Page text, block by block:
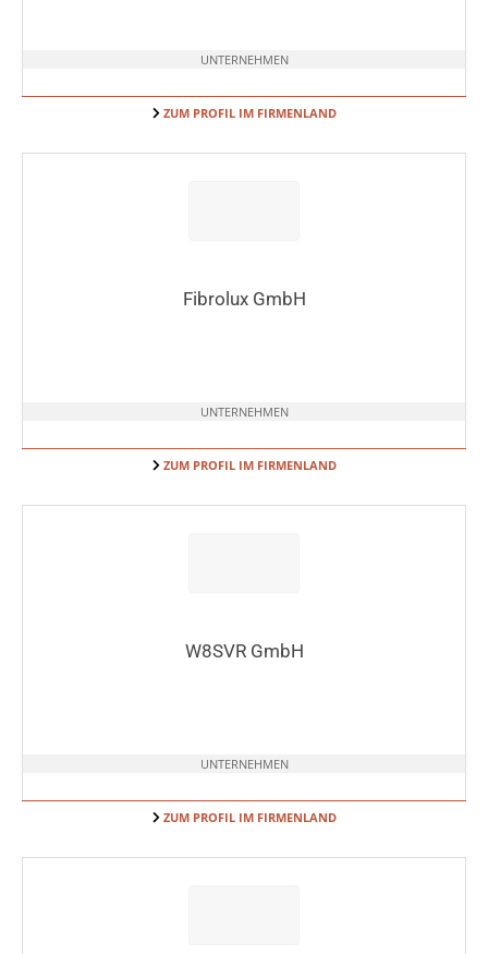
UNTERNEHMEN
ZUM PROFIL IM FIRMENLAND
Fibrolux GmbH
UNTERNEHMEN
ZUM PROFIL IM FIRMENLAND
W8SVR GmbH
UNTERNEHMEN
ZUM PROFIL IM FIRMENLAND